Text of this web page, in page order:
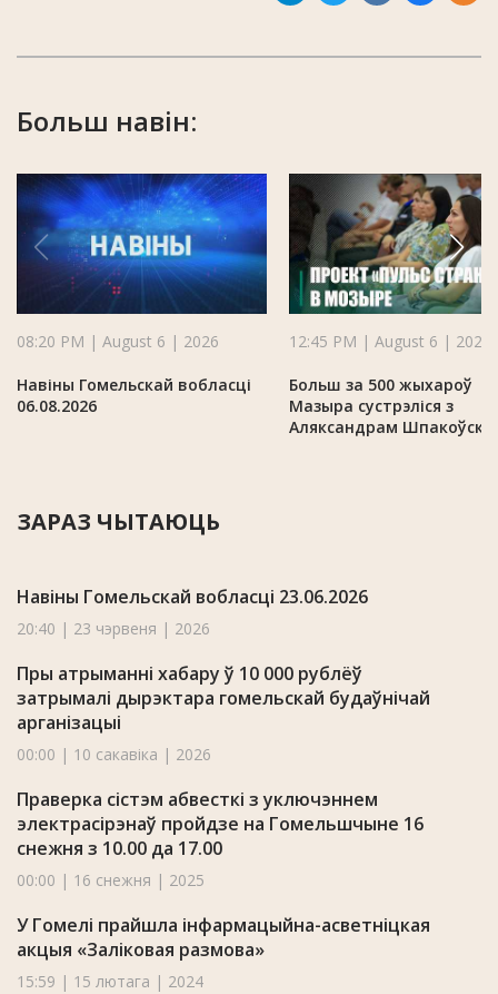
Больш навін:
08:20 PM | August 6 | 2026
Навіны Гомельскай вобласці
06.08.2026
12:45 PM | August 6 | 2026
Больш за 500 жыхароў
Мазыра сустрэліся з
Аляксандрам
ЗАРАЗ ЧЫТАЮЦЬ
Навіны Гомельскай вобласці 23.06.2026
20:40 | 23 чэрвеня | 2026
Пры атрыманні хабару ў 10 000 рублёў
затрымалі дырэктара гомельскай будаўнічай
арганізацыі
00:00 | 10 сакавіка | 2026
Праверка сістэм абвесткі з уключэннем
электрасірэнаў пройдзе на Гомельшчыне 16
снежня з 10.00 да 17.00
00:00 | 16 снежня | 2025
У Гомелі прайшла інфармацыйна-асветніцкая
акцыя «Заліковая размова»
15:59 | 15 лютага | 2024